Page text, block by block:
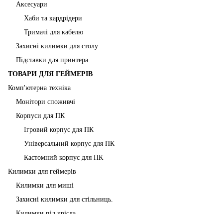
Аксесуари
Хаби та кардрідери
Тримачі для кабелю
Захисні килимки для столу
Підставки для принтера
ТОВАРИ ДЛЯ ГЕЙМЕРІВ
Комп'ютерна техніка
Монітори споживчі
Корпуси для ПК
Ігровий корпус для ПК
Універсальний корпус для ПК
Кастомний корпус для ПК
Килимки для геймерів
Килимки для миші
Захисні килимки для стільниць.